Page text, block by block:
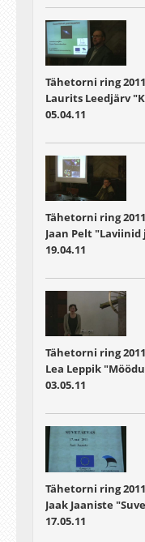
Tähetorni ring 2011
Laurits Leedjärv
05.04.11
Tähetorni ring 2011
Jaan Pelt
19.04.11
Tähetorni ring 2011
Lea Leppik
03.05.11
Tähetorni ring 2011
Jaak Jaaniste
17.05.11